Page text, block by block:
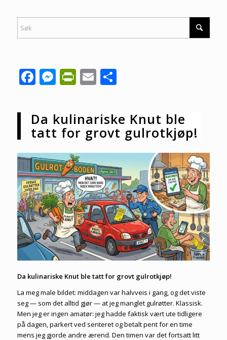
Facebook
Messenger
PrintFriendly
EmailShare
Da kulinariske Knut ble
tatt for grovt gulrotkjøp!
Da kulinariske Knut ble tatt for grovt gulrotkjøp!
La meg male bildet: middagen var halvveis i gang, og det viste
seg — som det alltid gjør — at jeg manglet gulrøtter. Klassisk.
Men jeg er ingen amatør: jeg hadde faktisk vært ute tidligere
på dagen, parkert ved senteret og betalt pent for en time
mens jeg gjorde andre ærend. Den timen var det fortsatt litt